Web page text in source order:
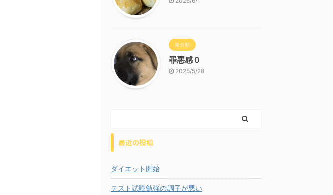
未分類
罪悪感０
2025/5/28
最近の投稿
ダイエット開始
テスト試験勉強の調子が悪い